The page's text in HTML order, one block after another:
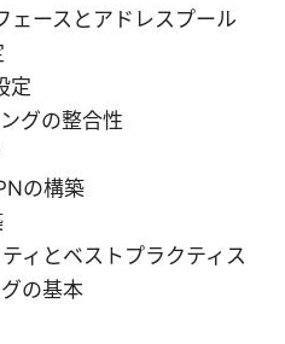
ェースとアドレスプール
定
グの整合性
の構築
ィとベストプラクティス
の基本